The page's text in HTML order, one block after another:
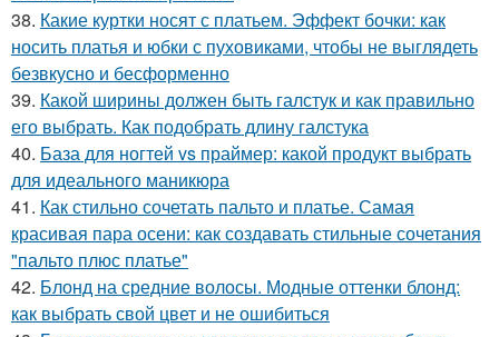
38. Какие куртки носят с платьем. Эффект бочки: как
носить платья и юбки с пуховиками, чтобы не выглядеть
безвкусно и бесформенно
39. Какой ширины должен быть галстук и как правильно
его выбрать. Как подобрать длину галстука
40. База для ногтей vs праймер: какой продукт выбрать
для идеального маникюра
41. Как стильно сочетать пальто и платье. Самая
красивая пара осени: как создавать стильные сочетания
"пальто плюс платье"
42. Блонд на средние волосы. Модные оттенки блонд:
как выбрать свой цвет и не ошибиться